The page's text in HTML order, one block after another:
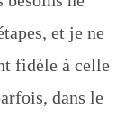
et je ne
fidèle à celle
dans le